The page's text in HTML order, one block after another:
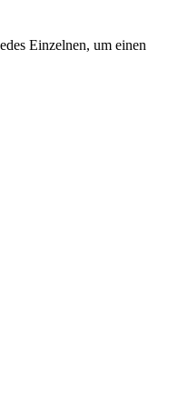
Einzelnen, um einen